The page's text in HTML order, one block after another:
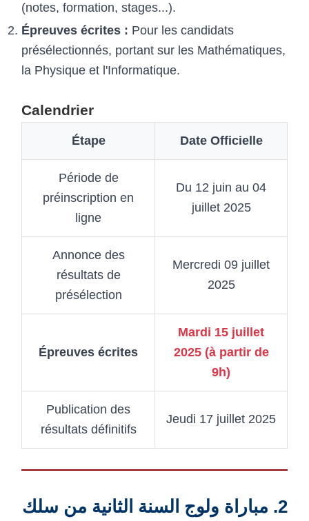
(notes, formation, stages...).
Épreuves écrites : Pour les candidats
présélectionnés, portant sur les Mathématiques,
la Physique et l'Informatique.
Calendrier
Étape Date Officielle
Période de
préinscription en
ligne
Du 12 juin au 04
juillet 2025
Annonce des
résultats de
présélection
Mercredi 09 juillet
2025
Épreuves écrites
Mardi 15 juillet
2025 (à partir de
9h)
Publication des
résultats définitifs
Jeudi 17 juillet 2025
2. مباراة ولوج السنة الثانية من سلك